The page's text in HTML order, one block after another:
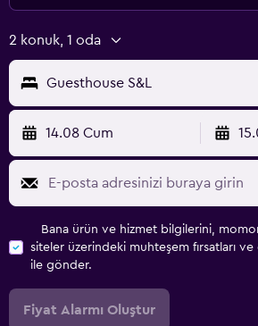
2 konuk, 1 oda
Guesthouse S&L
14.08 Cum
Bana ürün ve hizmet bilgilerini,
siteler üzerindeki muhteşem fırsatları
ile gönder.
Fiyat Alarmı Oluştur